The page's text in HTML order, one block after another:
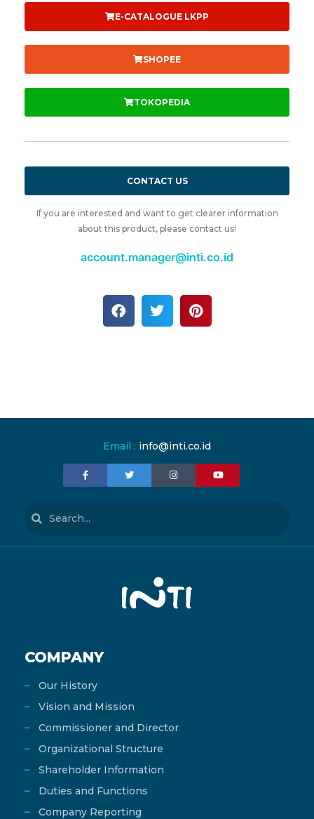
E-CATALOGUE LKPP
SHOPEE
TOKOPEDIA
CONTACT US
If you are interested and want to get clearer information
about this product, please contact us!
account.manager@inti.co.id
Email : info@inti.co.id
COMPANY
Our History
Vision and Mission
Commissioner and Director
Organizational Structure
Shareholder Information
Duties and Functions
Company Reporting